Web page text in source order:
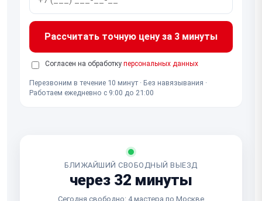
Рассчитать точную цену за 3 минуты
Согласен на обработку персональных данных
Перезвоним в течение 10 минут · Без навязывания ·
Работаем ежедневно с 9:00 до 21:00
БЛИЖАЙШИЙ СВОБОДНЫЙ ВЫЕЗД
через 32 минуты
Сегодня свободно: 4 мастера по Москве